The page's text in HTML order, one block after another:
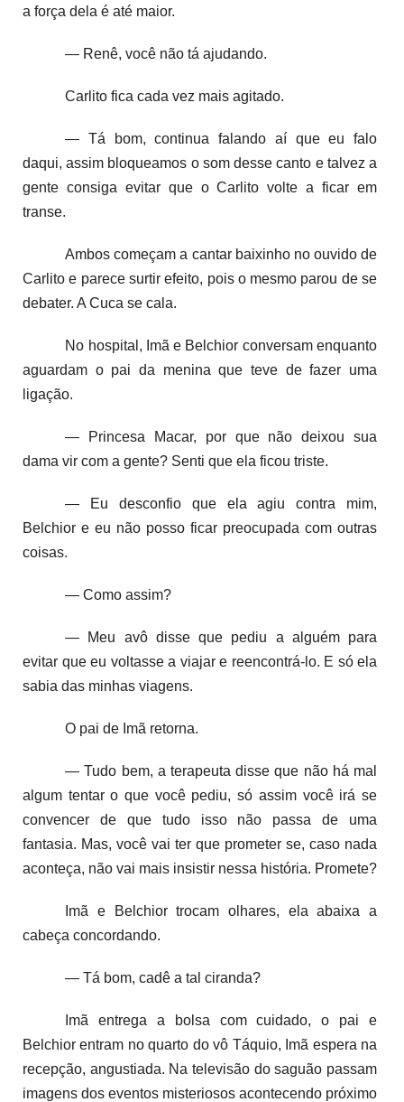
a força dela é até maior.
— Renê, você não tá ajudando.
Carlito fica cada vez mais agitado.
— Tá bom, continua falando aí que eu falo
daqui, assim bloqueamos o som desse canto e talvez a
gente consiga evitar que o Carlito volte a ficar em
transe.
Ambos começam a cantar baixinho no ouvido de
Carlito e parece surtir efeito, pois o mesmo parou de se
debater. A Cuca se cala.
No hospital, Imã e Belchior conversam enquanto
aguardam o pai da menina que teve de fazer uma
ligação.
— Princesa Macar, por que não deixou sua
dama vir com a gente? Senti que ela ficou triste.
— Eu desconfio que ela agiu contra mim,
Belchior e eu não posso ficar preocupada com outras
coisas.
— Como assim?
— Meu avô disse que pediu a alguém para
evitar que eu voltasse a viajar e reencontrá-lo. E só ela
sabia das minhas viagens.
O pai de Imã retorna.
— Tudo bem, a terapeuta disse que não há mal
algum tentar o que você pediu, só assim você irá se
convencer de que tudo isso não passa de uma
fantasia. Mas, você vai ter que prometer se, caso nada
aconteça, não vai mais insistir nessa história. Promete?
Imã e Belchior trocam olhares, ela abaixa a
cabeça concordando.
— Tá bom, cadê a tal ciranda?
Imã entrega a bolsa com cuidado, o pai e
Belchior entram no quarto do vô Táquio, Imã espera na
recepção, angustiada. Na televisão do saguão passam
imagens dos eventos misteriosos acontecendo próximo